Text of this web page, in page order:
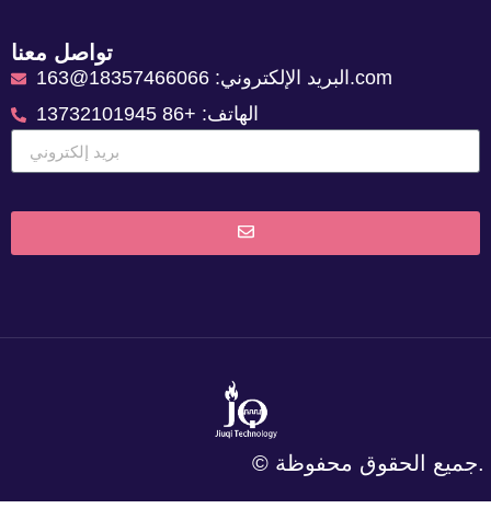
تواصل معنا
البريد الإلكتروني: 18357466066@163.com
الهاتف: +86 13732101945
© جميع الحقوق محفوظة.